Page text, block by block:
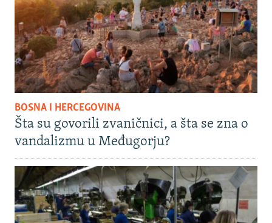
BOSNA I HERCEGOVINA
Šta su govorili zvaničnici, a šta se zna o
vandalizmu u Međugorju?